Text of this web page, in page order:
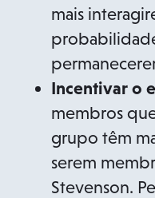
mais
Incentivar o
membros
grupo têm
serem
Stevenson.